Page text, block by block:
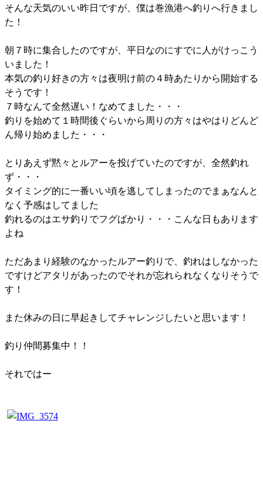
そんな天気のいい昨日ですが、僕は巻漁港へ釣りへ行きまし
た！
朝７時に集合したのですが、平日なのにすでに人がけっこう
いました！
本気の釣り好きの方々は夜明け前の４時あたりから開始する
そうです！
７時なんて全然遅い！なめてました・・・
釣りを始めて１時間後ぐらいから周りの方々はやはりどんど
ん帰り始めました・・・
とりあえず黙々とルアーを投げていたのですが、全然釣れ
ず・・・
タイミング的に一番いい頃を逃してしまったのでまぁなんと
なく予感はしてました
釣れるのはエサ釣りでフグばかり・・・こんな日もあります
よね
ただあまり経験のなかったルアー釣りで、釣れはしなかった
ですけどアタリがあったのでそれが忘れられなくなりそうで
す！
また休みの日に早起きしてチャレンジしたいと思います！
釣り仲間募集中！！
それではー